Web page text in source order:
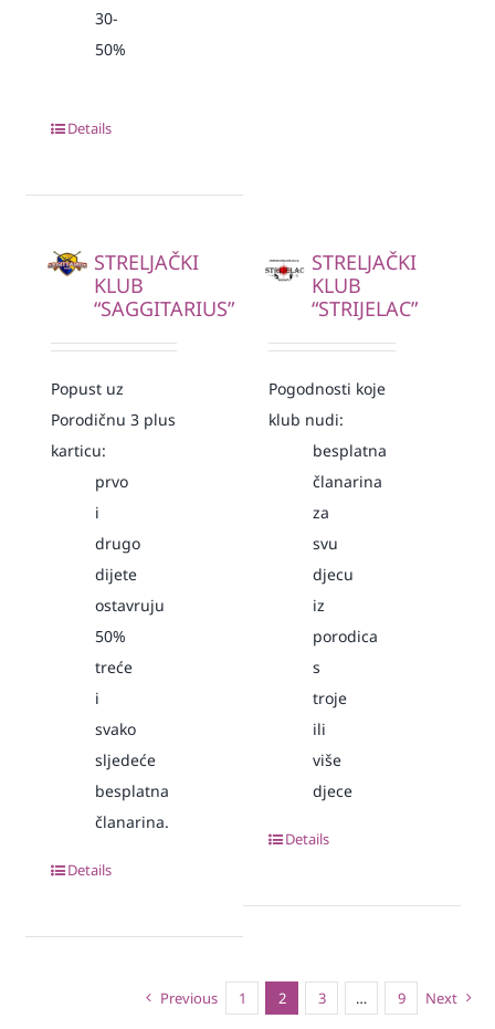
30-
50%
Details
STRELJAČKI
KLUB
“SAGGITARIUS”
Popust uz
Porodičnu 3 plus
karticu:
prvo
i
drugo
dijete
ostavruju
50%
treće
i
svako
sljedeće
besplatna
članarina.
Details
STRELJAČKI
KLUB
“STRIJELAC”
Pogodnosti koje
klub nudi:
besplatna
članarina
za
svu
djecu
iz
porodica
s
troje
ili
više
djece
Details
Previous 1 2 3 … 9 Next